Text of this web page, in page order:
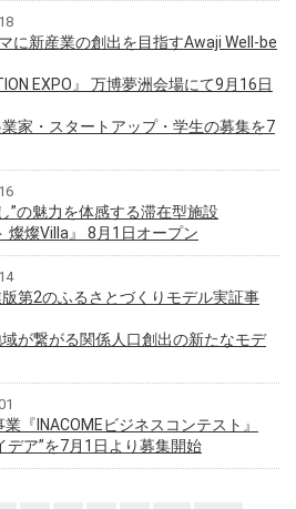
に新産業の創出を目指すAwaji Well-be
EXPO』 万博夢洲会場にて9月16日
家・スタートアップ・学生の募集を7
”の魅力を体感する滞在型施設
燦燦Villa』 8月1日オープン
第2のふるさとづくりモデル実証事
が繋がる関係人口創出の新たなモデ
『INACOMEビジネスコンテスト』
デア”を7月1日より募集開始